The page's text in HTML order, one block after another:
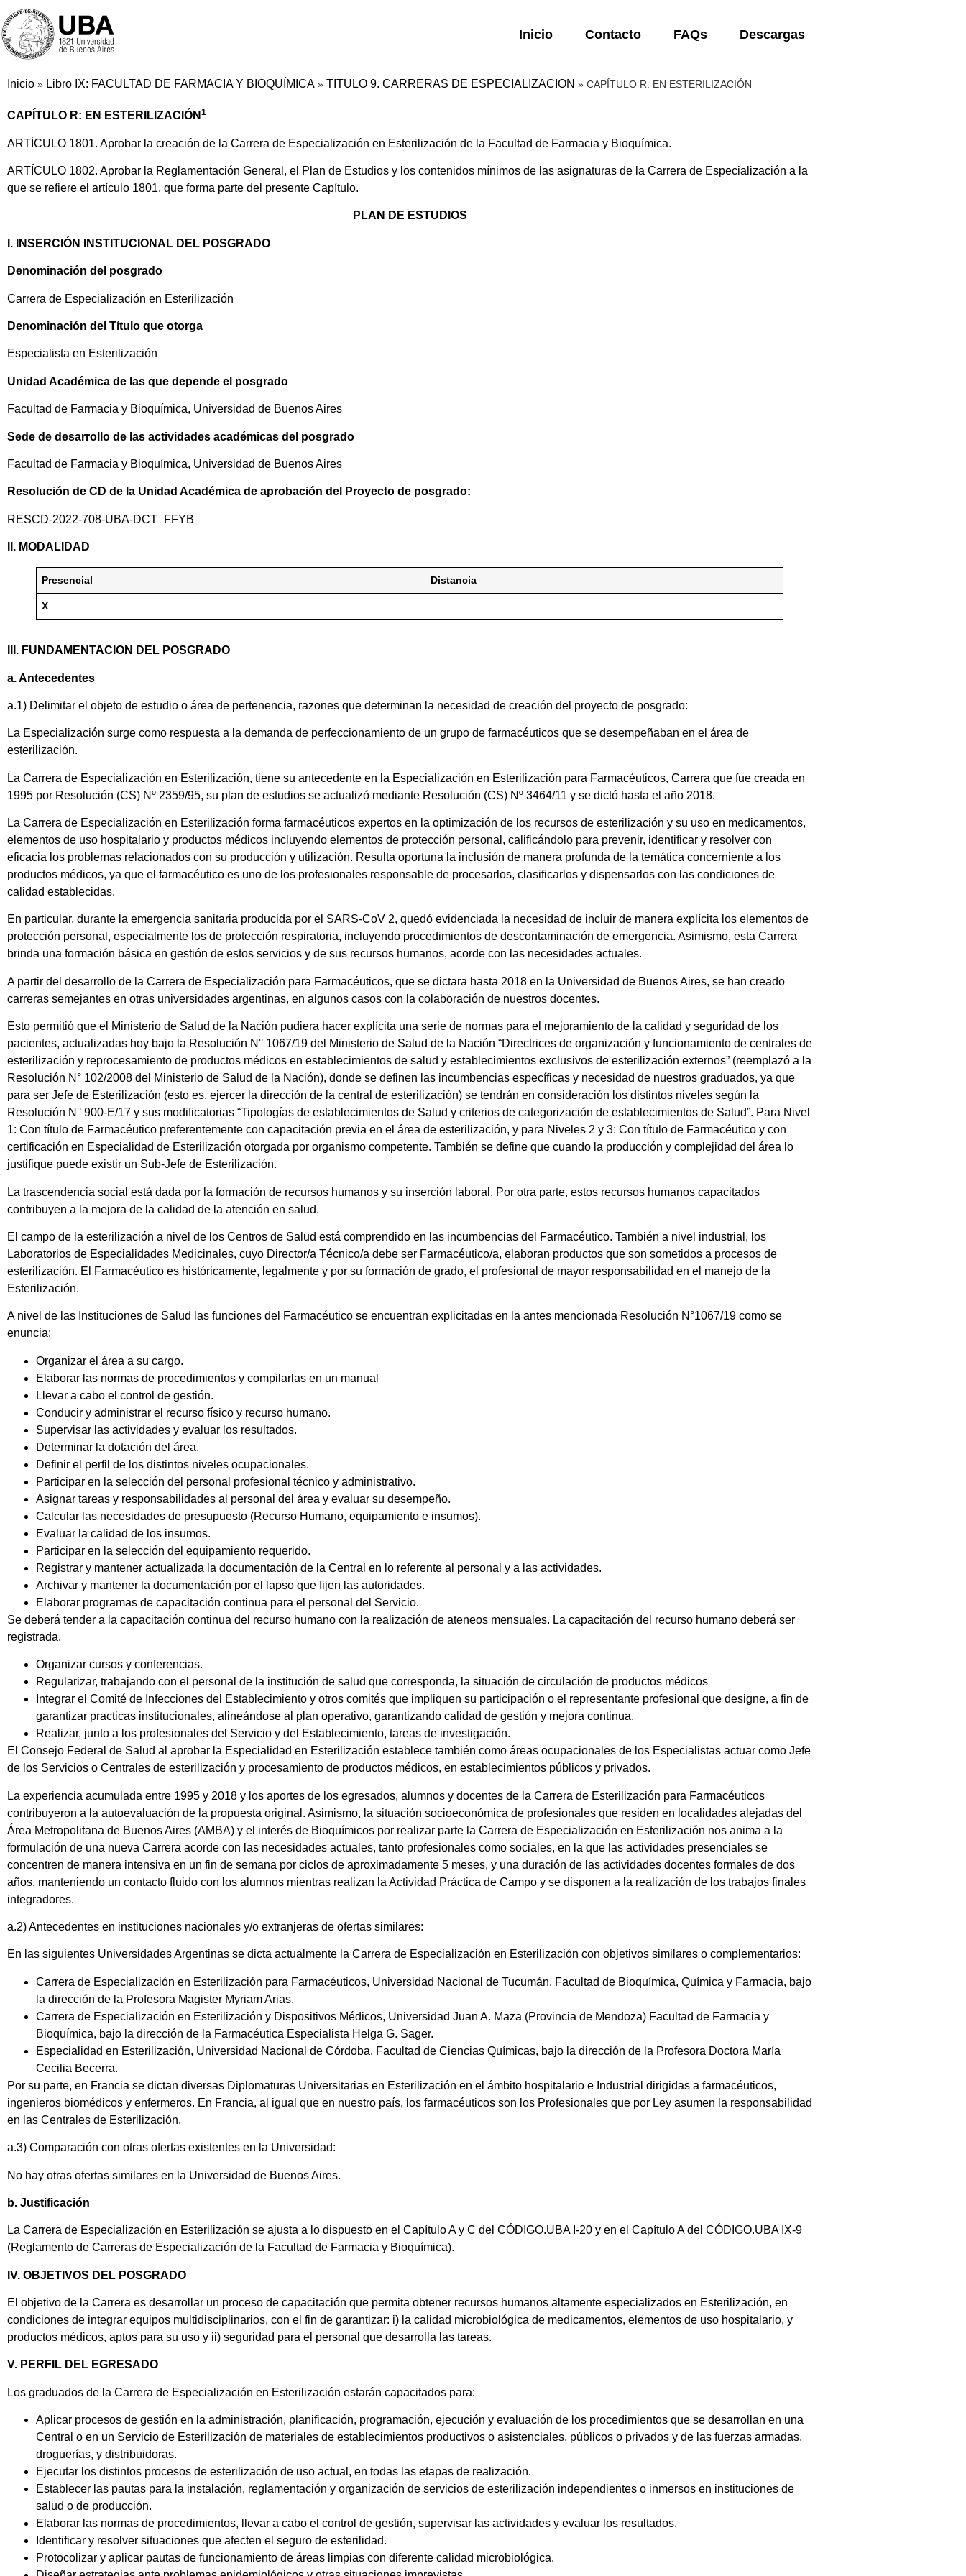
Inicio Contacto FAQs Descargas
Inicio » Libro IX: FACULTAD DE FARMACIA Y BIOQUÍMICA » TITULO 9. CARRERAS DE ESPECIALIZACION » CAPÍTULO R: EN ESTERILIZACIÓN
CAPÍTULO R: EN ESTERILIZACIÓN 1
ARTÍCULO 1801. Aprobar la creación de la Carrera de Especialización en Esterilización de la Facultad de Farmacia y Bioquímica.
ARTÍCULO 1802. Aprobar la Reglamentación General, el Plan de Estudios y los contenidos mínimos de las asignaturas de la Carrera de Especialización a la
que se refiere el artículo 1801, que forma parte del presente Capítulo.
PLAN DE ESTUDIOS
I. INSERCIÓN INSTITUCIONAL DEL POSGRADO
Denominación del posgrado
Carrera de Especialización en Esterilización
Denominación del Título que otorga
Especialista en Esterilización
Unidad Académica de las que depende el posgrado
Facultad de Farmacia y Bioquímica, Universidad de Buenos Aires
Sede de desarrollo de las actividades académicas del posgrado
Facultad de Farmacia y Bioquímica, Universidad de Buenos Aires
Resolución de CD de la Unidad Académica de aprobación del Proyecto de posgrado:
RESCD-2022-708-UBA-DCT_FFYB
II. MODALIDAD
Presencial Distancia
X
III. FUNDAMENTACION DEL POSGRADO
a. Antecedentes
a.1) Delimitar el objeto de estudio o área de pertenencia, razones que determinan la necesidad de creación del proyecto de posgrado:
La Especialización surge como respuesta a la demanda de perfeccionamiento de un grupo de farmacéuticos que se desempeñaban en el área de
esterilización.
La Carrera de Especialización en Esterilización, tiene su antecedente en la Especialización en Esterilización para Farmacéuticos, Carrera que fue creada en
1995 por Resolución (CS) Nº 2359/95, su plan de estudios se actualizó mediante Resolución (CS) Nº 3464/11 y se dictó hasta el año 2018.
La Carrera de Especialización en Esterilización forma farmacéuticos expertos en la optimización de los recursos de esterilización y su uso en medicamentos,
elementos de uso hospitalario y productos médicos incluyendo elementos de protección personal, calificándolo para prevenir, identificar y resolver con
eficacia los problemas relacionados con su producción y utilización. Resulta oportuna la inclusión de manera profunda de la temática concerniente a los
productos médicos, ya que el farmacéutico es uno de los profesionales responsable de procesarlos, clasificarlos y dispensarlos con las condiciones de
calidad establecidas.
En particular, durante la emergencia sanitaria producida por el SARS-CoV 2, quedó evidenciada la necesidad de incluir de manera explícita los elementos de
protección personal, especialmente los de protección respiratoria, incluyendo procedimientos de descontaminación de emergencia. Asimismo, esta Carrera
brinda una formación básica en gestión de estos servicios y de sus recursos humanos, acorde con las necesidades actuales.
A partir del desarrollo de la Carrera de Especialización para Farmacéuticos, que se dictara hasta 2018 en la Universidad de Buenos Aires, se han creado
carreras semejantes en otras universidades argentinas, en algunos casos con la colaboración de nuestros docentes.
Esto permitió que el Ministerio de Salud de la Nación pudiera hacer explícita una serie de normas para el mejoramiento de la calidad y seguridad de los
pacientes, actualizadas hoy bajo la Resolución N° 1067/19 del Ministerio de Salud de la Nación “Directrices de organización y funcionamiento de centrales de
esterilización y reprocesamiento de productos médicos en establecimientos de salud y establecimientos exclusivos de esterilización externos” (reemplazó a la
Resolución N° 102/2008 del Ministerio de Salud de la Nación), donde se definen las incumbencias específicas y necesidad de nuestros graduados, ya que
para ser Jefe de Esterilización (esto es, ejercer la dirección de la central de esterilización) se tendrán en consideración los distintos niveles según la
Resolución N° 900-E/17 y sus modificatorias “Tipologías de establecimientos de Salud y criterios de categorización de establecimientos de Salud”. Para Nivel
1: Con título de Farmacéutico preferentemente con capacitación previa en el área de esterilización, y para Niveles 2 y 3: Con título de Farmacéutico y con
certificación en Especialidad de Esterilización otorgada por organismo competente. También se define que cuando la producción y complejidad del área lo
justifique puede existir un Sub-Jefe de Esterilización.
La trascendencia social está dada por la formación de recursos humanos y su inserción laboral. Por otra parte, estos recursos humanos capacitados
contribuyen a la mejora de la calidad de la atención en salud.
El campo de la esterilización a nivel de los Centros de Salud está comprendido en las incumbencias del Farmacéutico. También a nivel industrial, los
Laboratorios de Especialidades Medicinales, cuyo Director/a Técnico/a debe ser Farmacéutico/a, elaboran productos que son sometidos a procesos de
esterilización. El Farmacéutico es históricamente, legalmente y por su formación de grado, el profesional de mayor responsabilidad en el manejo de la
Esterilización.
A nivel de las Instituciones de Salud las funciones del Farmacéutico se encuentran explicitadas en la antes mencionada Resolución N°1067/19 como se
enuncia:
Organizar el área a su cargo.
Elaborar las normas de procedimientos y compilarlas en un manual
Llevar a cabo el control de gestión.
Conducir y administrar el recurso físico y recurso humano.
Supervisar las actividades y evaluar los resultados.
Determinar la dotación del área.
Definir el perfil de los distintos niveles ocupacionales.
Participar en la selección del personal profesional técnico y administrativo.
Asignar tareas y responsabilidades al personal del área y evaluar su desempeño.
Calcular las necesidades de presupuesto (Recurso Humano, equipamiento e insumos).
Evaluar la calidad de los insumos.
Participar en la selección del equipamiento requerido.
Registrar y mantener actualizada la documentación de la Central en lo referente al personal y a las actividades.
Archivar y mantener la documentación por el lapso que fijen las autoridades.
Elaborar programas de capacitación continua para el personal del Servicio.
Se deberá tender a la capacitación continua del recurso humano con la realización de ateneos mensuales. La capacitación del recurso humano deberá ser
registrada.
Organizar cursos y conferencias.
Regularizar, trabajando con el personal de la institución de salud que corresponda, la situación de circulación de productos médicos
Integrar el Comité de Infecciones del Establecimiento y otros comités que impliquen su participación o el representante profesional que designe, a fin de
garantizar practicas institucionales, alineándose al plan operativo, garantizando calidad de gestión y mejora continua.
Realizar, junto a los profesionales del Servicio y del Establecimiento, tareas de investigación.
El Consejo Federal de Salud al aprobar la Especialidad en Esterilización establece también como áreas ocupacionales de los Especialistas actuar como Jefe
de los Servicios o Centrales de esterilización y procesamiento de productos médicos, en establecimientos públicos y privados.
La experiencia acumulada entre 1995 y 2018 y los aportes de los egresados, alumnos y docentes de la Carrera de Esterilización para Farmacéuticos
contribuyeron a la autoevaluación de la propuesta original. Asimismo, la situación socioeconómica de profesionales que residen en localidades alejadas del
Área Metropolitana de Buenos Aires (AMBA) y el interés de Bioquímicos por realizar parte la Carrera de Especialización en Esterilización nos anima a la
formulación de una nueva Carrera acorde con las necesidades actuales, tanto profesionales como sociales, en la que las actividades presenciales se
concentren de manera intensiva en un fin de semana por ciclos de aproximadamente 5 meses, y una duración de las actividades docentes formales de dos
años, manteniendo un contacto fluido con los alumnos mientras realizan la Actividad Práctica de Campo y se disponen a la realización de los trabajos finales
integradores.
a.2) Antecedentes en instituciones nacionales y/o extranjeras de ofertas similares:
En las siguientes Universidades Argentinas se dicta actualmente la Carrera de Especialización en Esterilización con objetivos similares o complementarios:
Carrera de Especialización en Esterilización para Farmacéuticos, Universidad Nacional de Tucumán, Facultad de Bioquímica, Química y Farmacia, bajo
la dirección de la Profesora Magister Myriam Arias.
Carrera de Especialización en Esterilización y Dispositivos Médicos, Universidad Juan A. Maza (Provincia de Mendoza) Facultad de Farmacia y
Bioquímica, bajo la dirección de la Farmacéutica Especialista Helga G. Sager.
Especialidad en Esterilización, Universidad Nacional de Córdoba, Facultad de Ciencias Químicas, bajo la dirección de la Profesora Doctora María
Cecilia Becerra.
Por su parte, en Francia se dictan diversas Diplomaturas Universitarias en Esterilización en el ámbito hospitalario e Industrial dirigidas a farmacéuticos,
ingenieros biomédicos y enfermeros. En Francia, al igual que en nuestro país, los farmacéuticos son los Profesionales que por Ley asumen la responsabilidad
en las Centrales de Esterilización.
a.3) Comparación con otras ofertas existentes en la Universidad:
No hay otras ofertas similares en la Universidad de Buenos Aires.
b. Justificación
La Carrera de Especialización en Esterilización se ajusta a lo dispuesto en el Capítulo A y C del CÓDIGO.UBA I-20 y en el Capítulo A del CÓDIGO.UBA IX-9
(Reglamento de Carreras de Especialización de la Facultad de Farmacia y Bioquímica).
IV. OBJETIVOS DEL POSGRADO
El objetivo de la Carrera es desarrollar un proceso de capacitación que permita obtener recursos humanos altamente especializados en Esterilización, en
condiciones de integrar equipos multidisciplinarios, con el fin de garantizar: i) la calidad microbiológica de medicamentos, elementos de uso hospitalario, y
productos médicos, aptos para su uso y ii) seguridad para el personal que desarrolla las tareas.
V. PERFIL DEL EGRESADO
Los graduados de la Carrera de Especialización en Esterilización estarán capacitados para:
Aplicar procesos de gestión en la administración, planificación, programación, ejecución y evaluación de los procedimientos que se desarrollan en una
Central o en un Servicio de Esterilización de materiales de establecimientos productivos o asistenciales, públicos o privados y de las fuerzas armadas,
droguerías, y distribuidoras.
Ejecutar los distintos procesos de esterilización de uso actual, en todas las etapas de realización.
Establecer las pautas para la instalación, reglamentación y organización de servicios de esterilización independientes o inmersos en instituciones de
salud o de producción.
Elaborar las normas de procedimientos, llevar a cabo el control de gestión, supervisar las actividades y evaluar los resultados.
Identificar y resolver situaciones que afecten el seguro de esterilidad.
Protocolizar y aplicar pautas de funcionamiento de áreas limpias con diferente calidad microbiológica.